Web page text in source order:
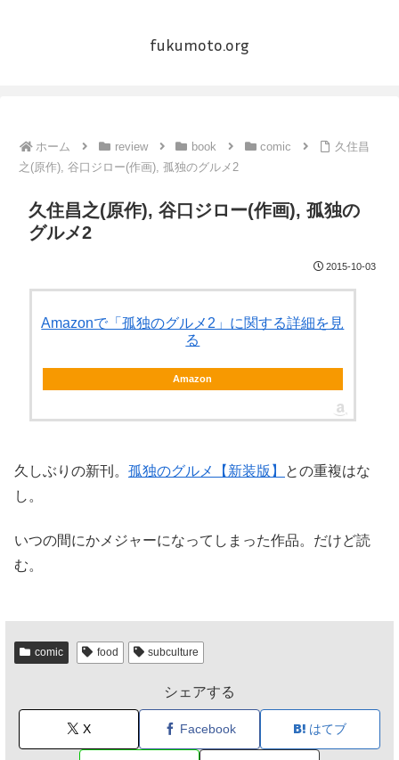
fukumoto.org
ホーム review book comic
久住昌
之(原作), 谷口ジロー(作画), 孤独のグルメ2
久住昌之(原作), 谷口ジロー(作画), 孤独の
グルメ2
2015-10-03
Amazonで「孤独のグルメ2」に関する詳細を見
る
Amazon
久しぶりの新刊。 孤独のグルメ【新装版】
との重複はな
し。
いつの間にかメジャーになってしまった作品。だけど読
む。
comic food subculture
シェアする
X Facebook はてブ